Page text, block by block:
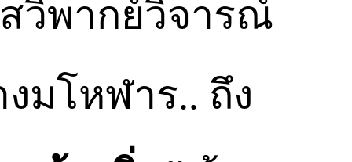
วิพากย์วิจารณ์
มโหฬาร.. ถึง